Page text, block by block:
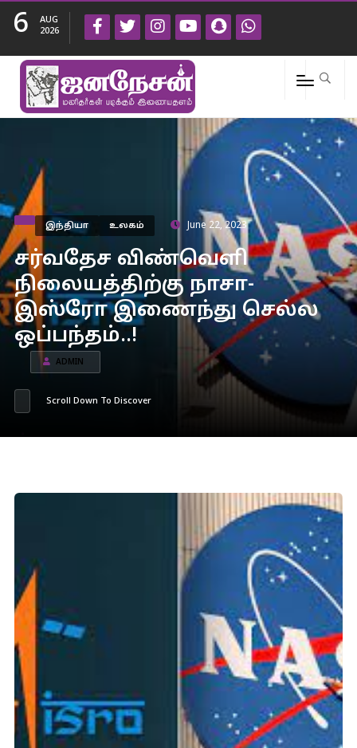
6
AUG
2026
இந்தியா உலகம் June 22, 2023
சர்வதேச விண்வெளி
நிலையத்திற்கு நாசா-
இஸ்ரோ இணைந்து செல்ல
ஒப்பந்தம்..!
ADMIN
Scroll Down To Discover